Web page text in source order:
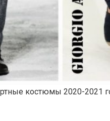
костюмы 2020-2021